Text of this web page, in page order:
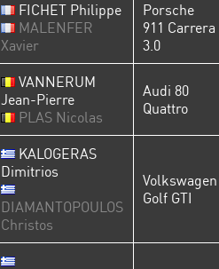
FICHET Philippe
MALENFER
Xavier
Porsche
911 Carrera
3.0
VANNERUM
Jean-Pierre
PLAS Nicolas
Audi 80
Quattro
KALOGERAS
Dimitrios
DIAMANTOPOULOS
Christos
Volkswagen
Golf GTI